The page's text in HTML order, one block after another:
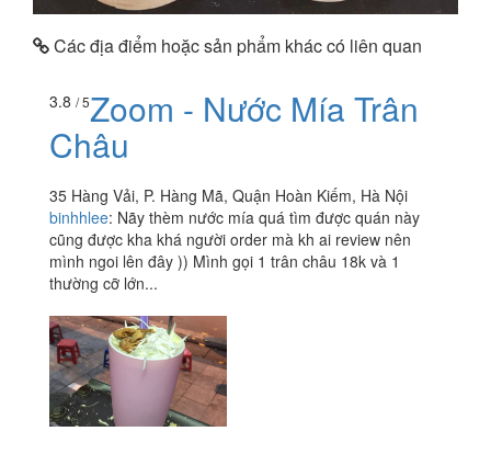
Các địa điểm hoặc sản phẩm khác có liên quan
3.8 / 5Zoom - Nước Mía Trân
Châu
35 Hàng Vải, P. Hàng Mã, Quận Hoàn Kiếm, Hà Nội
binhhlee: Nãy thèm nước mía quá tìm được quán này
cũng được kha khá người order mà kh ai review nên
mình ngoi lên đây )) Mình gọi 1 trân châu 18k và 1
thường cỡ lớn...